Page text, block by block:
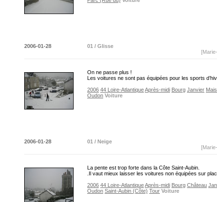
2006-01-28
01 / Glisse
On ne passe plus !
Les voitures ne sont pas équipées pour les sports
2006 44 Loire-AtlantiqueAprès-midi Bourg Janvier
Oudon Voiture
2006-01-28
01 / Neige
La pente est trop forte dans la Côte Saint-Aubin.
.Il vaut mieux laisser les voitures non équipées sur
2006 44 Loire-AtlantiqueAprès-midi Bourg Château
Oudon Saint-Aubin (Côte) Tour Voiture